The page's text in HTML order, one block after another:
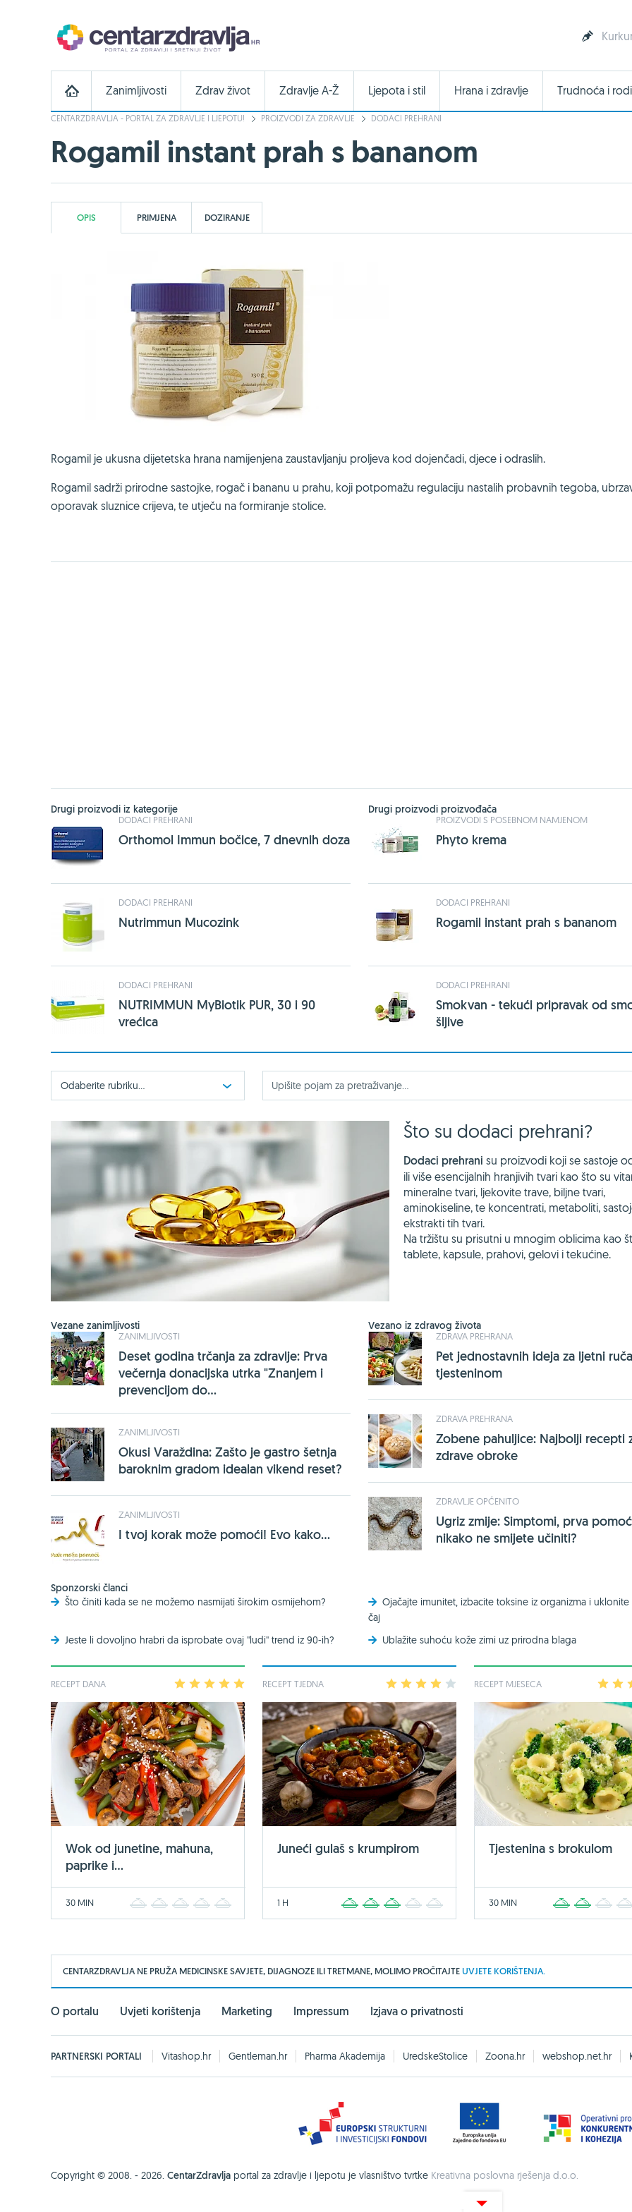
Zanimljivosti Zdrav život Zdravlje A-Ž Ljepota i stil Hrana i zdravlje Trudnoća i
CENTARZDRAVLJA - PORTAL ZA ZDRAVLJE I LJEPOTU! PROIZVODI ZA ZDRAVLJE DODACI PREHRANI
Rogamil instant prah s bananom
OPIS PRIMJENA DOZIRANJE
Rogamil je ukusna dijetetska hrana namijenjena zaustavljanju proljeva kod dojenčadi, djece i odraslih.
Rogamil sadrži prirodne sastojke, rogač i bananu u prahu, koji potpomažu regulaciju nastalih probavnih tegoba,
oporavak sluznice crijeva, te utječu na formiranje stolice.
Drugi proizvodi iz kategorije
DODACI PREHRANI
Orthomol Immun bočice, 7 dnevnih doza
DODACI PREHRANI
Nutrimmun Mucozink
DODACI PREHRANI
NUTRIMMUN MyBiotik PUR, 30 i 90
vrećica
Drugi proizvodi proizvođača
PROIZVODI S POSEBNOM NAMJENOM
Phyto krema
DODACI PREHRANI
Rogamil instant prah s bananom
DODACI PREHRANI
Smokvan - tekući pripravak od
šljive
Odaberite rubriku...
Što su dodaci prehrani?
Dodaci prehrani su proizvodi koji se sastoje
ili više esencijalnih hranjivih tvari kao što su
mineralne tvari, ljekovite trave, biljne tvari,
aminokiseline, te koncentrati, metaboliti,
ekstrakti tih tvari.
Na tržištu su prisutni u mnogim oblicima kao
tablete, kapsule, prahovi, gelovi i tekućine.
Vezane zanimljivosti
ZANIMLJIVOSTI
Deset godina trčanja za zdravlje: Prva
večernja donacijska utrka "Znanjem i
prevencijom do...
ZANIMLJIVOSTI
Okusi Varaždina: Zašto je gastro šetnja
baroknim gradom idealan vikend reset?
ZANIMLJIVOSTI
I tvoj korak može pomoći! Evo kako...
Vezano iz zdravog života
ZDRAVA PREHRANA
Pet jednostavnih ideja za ljetni
tjesteninom
ZDRAVA PREHRANA
Zobene pahuljice: Najbolji recepti
zdrave obroke
ZDRAVLJE OPĆENITO
Ugriz zmije: Simptomi, prva
nikako ne smijete učiniti?
Sponzorski članci
Što činiti kada se ne možemo nasmijati širokim osmijehom?
Ojačajte imunitet, izbacite toksine iz organizma i uklonite
čaj
Jeste li dovoljno hrabri da isprobate ovaj ''ludi'' trend iz 90-ih?
Ublažite suhoću kože zimi uz prirodna blaga
RECEPT DANA 2 3 4
Wok od junetine, mahuna,
paprike i...
30 MIN 2 3 4
RECEPT TJEDNA 2 3 4
Juneći gulaš s krumpirom
1 H 2 3 4
RECEPT MJESECA 2
Tjestenina s brokulom
30 MIN 2 3
CENTARZDRAVLJA NE PRUŽA MEDICINSKE SAVJETE, DIJAGNOZE ILI TRETMANE, MOLIMO PROČITAJTEUVJETE KORIŠTENJA.
O portalu Uvjeti korištenja Marketing Impressum Izjava o privatnosti
PARTNERSKI PORTALI Vitashop.hr Gentleman.hr Pharma Akademija UredskeStolice Zoona.hr webshop.net.hr
Copyright © 2008. - 2026. CentarZdravlja portal za zdravlje i ljepotu je vlasništvo tvrtke Kreativna poslovna rješenja d.o.o.